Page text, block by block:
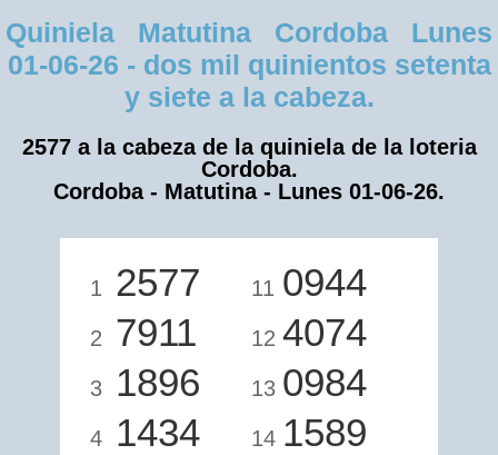
Quiniela Matutina Cordoba Lunes
01-06-26 - dos mil quinientos setenta
y siete a la cabeza.
2577 a la cabeza de la quiniela de la loteria
Cordoba.
Cordoba - Matutina - Lunes 01-06-26.
1 2577
2 7911
3 1896
4 1434
11 0944
12 4074
13 0984
14 1589